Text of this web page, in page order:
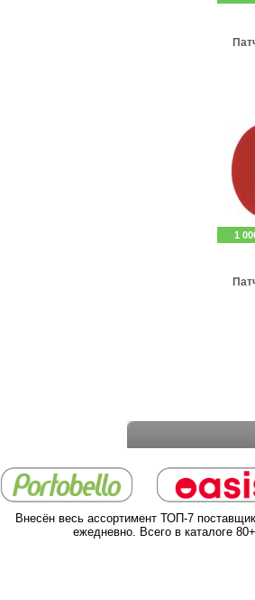
1
Внесён весь ассортимент ТОП-7
ежедневно. Всего в каталоге